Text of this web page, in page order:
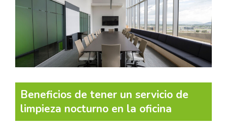
Beneficios de tener un servicio de
limpieza nocturno en la oficina